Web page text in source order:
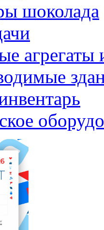
шоколада
агрегаты